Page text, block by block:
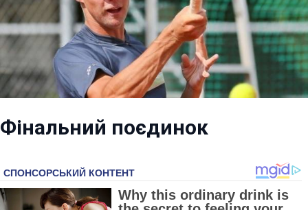
Фінальний поєдинок